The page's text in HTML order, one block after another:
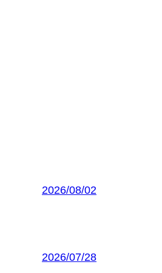
2026/08/02
2026/07/28